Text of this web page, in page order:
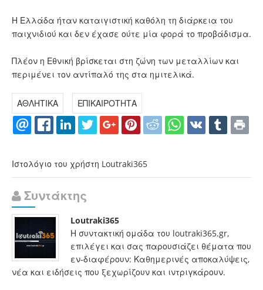
Η Ελλάδα ήταν καταιγιστική καθόλη τη διάρκεια του
παιχνιδιού και δεν έχασε ούτε μία φορά το προβάδισμα.
Πλέον η Εθνική βρίσκεται στη ζώνη των μεταλλίων και
περιμένει τον αντίπαλό της στα ημιτελικά.
ΑΘΛΗΤΙΚΑ ΕΠΙΚΑΙΡΟΤΗΤΑ
Ιστολόγιο του χρήστη Loutraki365
Συντάκτης
Loutraki365
Η συντακτική ομάδα του loutraki365.gr,
επιλέγει και σας παρουσιάζει θέματα που
εν-διαφέρουν: Καθημερινές αποκαλύψεις,
νέα και ειδήσεις που ξεχωρίζουν και ιντριγκάρουν.